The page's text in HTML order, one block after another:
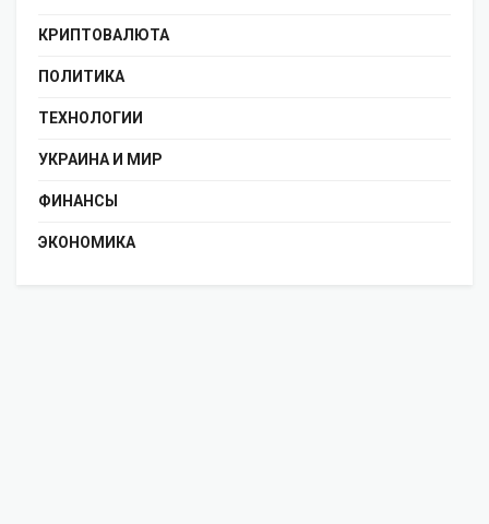
КРИПТОВАЛЮТА
ПОЛИТИКА
ТЕХНОЛОГИИ
УКРАИНА И МИР
ФИНАНСЫ
ЭКОНОМИКА